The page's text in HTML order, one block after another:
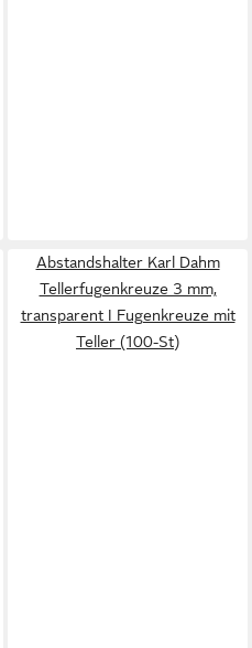
Abstandshalter Karl Dahm
Tellerfugenkreuze 3 mm,
transparent I Fugenkreuze mit
Teller (100-St)